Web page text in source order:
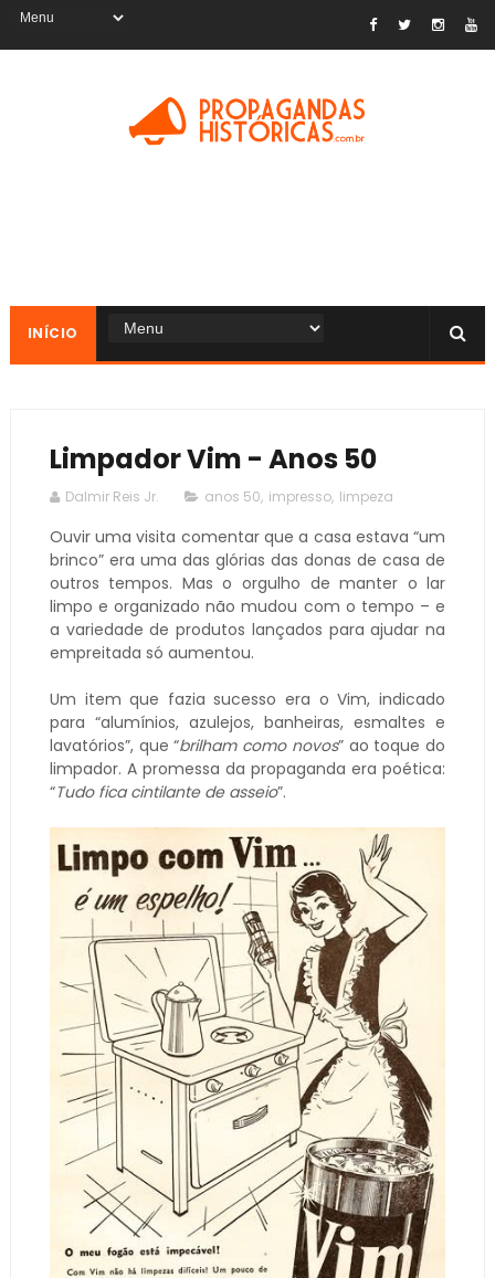
INÍCIO
Limpador Vim - Anos 50
Dalmir Reis Jr. anos 50, impresso, limpeza
Ouvir uma visita comentar que a casa estava “um
brinco” era uma das glórias das donas de casa de
outros tempos. Mas o orgulho de manter o lar
limpo e organizado não mudou com o tempo – e
a variedade de produtos lançados para ajudar na
empreitada só aumentou.
Um item que fazia sucesso era o Vim, indicado
para “alumínios, azulejos, banheiras, esmaltes e
lavatórios”, que “brilham como novos” ao toque do
limpador. A promessa da propaganda era poética:
“Tudo fica cintilante de asseio”.